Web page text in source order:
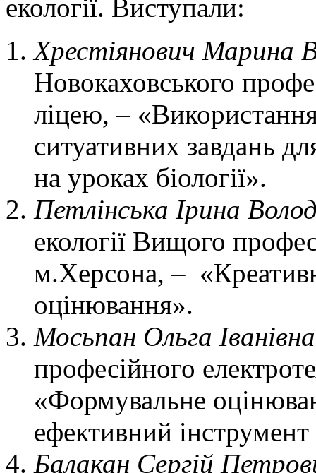
екології. Виступали:
Хрестіянович Марина
Новокаховського
ліцею, –
ситуативних завдань
на уроках біології».
Петлінська Ірина
екології Вищого
м.Херсона, –
оцінювання».
Мосьпан Ольга Іванівна
професійного
«Формувальне
ефективний
Балакан Сергій